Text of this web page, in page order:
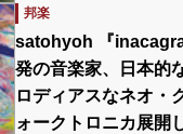
邦楽
satohyoh 『
発の音楽家、日本的
ロディアスなネオ・
ォークトロニカ展開